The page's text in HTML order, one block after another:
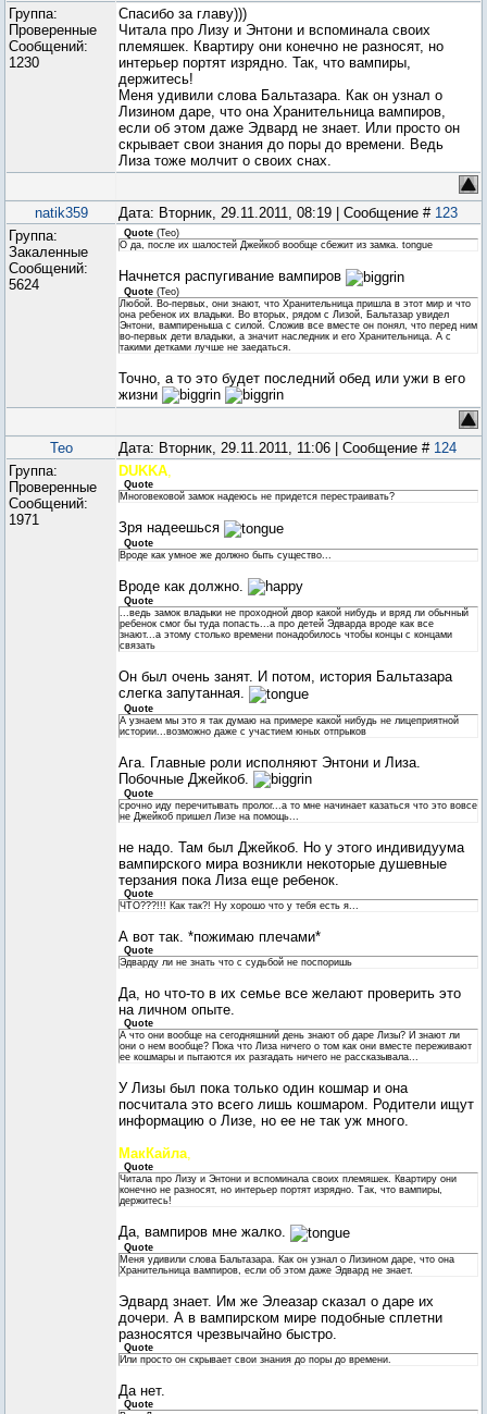
Группа:
Проверенные
Сообщений:
1230
Спасибо за главу)))
Читала про Лизу и Энтони и вспоминала своих
племяшек. Квартиру они конечно не разносят, но
интерьер портят изрядно. Так, что вампиры,
держитесь!
Меня удивили слова Бальтазара. Как он узнал о
Лизином даре, что она Хранительница вампиров,
если об этом даже Эдвард не знает. Или просто он
скрывает свои знания до поры до времени. Ведь
Лиза тоже молчит о своих снах.
natik359 Дата: Вторник, 29.11.2011, 08:19 | Сообщение # 123
Группа:
Закаленные
Сообщений:
5624
Quote (Teo)
О да, после их шалостей Джейкоб вообще сбежит из замка. tongue
Начнется распугивание вампиров
Quote (Teo)
Любой. Во-первых, они знают, что Хранительница пришла в этот мир и что
она ребенок их владыки. Во вторых, рядом с Лизой, Бальтазар увидел
Энтони, вампиреныша с силой. Сложив все вместе он понял, что перед ним
во-первых дети владыки, а значит наследник и его Хранительница. А с
такими детками лучше не заедаться.
Точно, а то это будет последний обед или ужи в его
жизни
Teo Дата: Вторник, 29.11.2011, 11:06 | Сообщение # 124
Группа:
Проверенные
Сообщений:
1971
DUKKA,
Quote
Многовековой замок надеюсь не придется перестраивать?
Зря надеешься
Quote
Вроде как умное же должно быть существо...
Вроде как должно.
Quote
...ведь замок владыки не проходной двор какой нибудь и вряд ли обычный
ребенок смог бы туда попасть...а про детей Эдварда вроде как все
знают...а этому столько времени понадобилось чтобы концы с концами
связать
Он был очень занят. И потом, история Бальтазара
слегка запутанная.
Quote
А узнаем мы это я так думаю на примере какой нибудь не лицеприятной
истории...возможно даже с участием юных отпрыков
Ага. Главные роли исполняют Энтони и Лиза.
Побочные Джейкоб.
Quote
срочно иду перечитывать пролог...а то мне начинает казаться что это вовсе
не Джейкоб пришел Лизе на помощь...
не надо. Там был Джейкоб. Но у этого индивидуума
вампирского мира возникли некоторые душевные
терзания пока Лиза еще ребенок.
Quote
ЧТО???!!! Как так?! Ну хорошо что у тебя есть я...
А вот так. *пожимаю плечами*
Quote
Эдварду ли не знать что с судьбой не поспоришь
Да, но что-то в их семье все желают проверить это
на личном опыте.
Quote
А что они вообще на сегодняшний день знают об даре Лизы? И знают ли
они о нем вообще? Пока что Лиза ничего о том как они вместе переживают
ее кошмары и пытаются их разгадать ничего не рассказывала...
У Лизы был пока только один кошмар и она
посчитала это всего лишь кошмаром. Родители ищут
информацию о Лизе, но ее не так уж много.
МакКайла,
Quote
Читала про Лизу и Энтони и вспоминала своих племяшек. Квартиру они
конечно не разносят, но интерьер портят изрядно. Так, что вампиры,
держитесь!
Да, вампиров мне жалко.
Quote
Меня удивили слова Бальтазара. Как он узнал о Лизином даре, что она
Хранительница вампиров, если об этом даже Эдвард не знает.
Эдвард знает. Им же Элеазар сказал о даре их
дочери. А в вампирском мире подобные сплетни
разносятся чрезвычайно быстро.
Quote
Или просто он скрывает свои знания до поры до времени.
Да нет.
Quote